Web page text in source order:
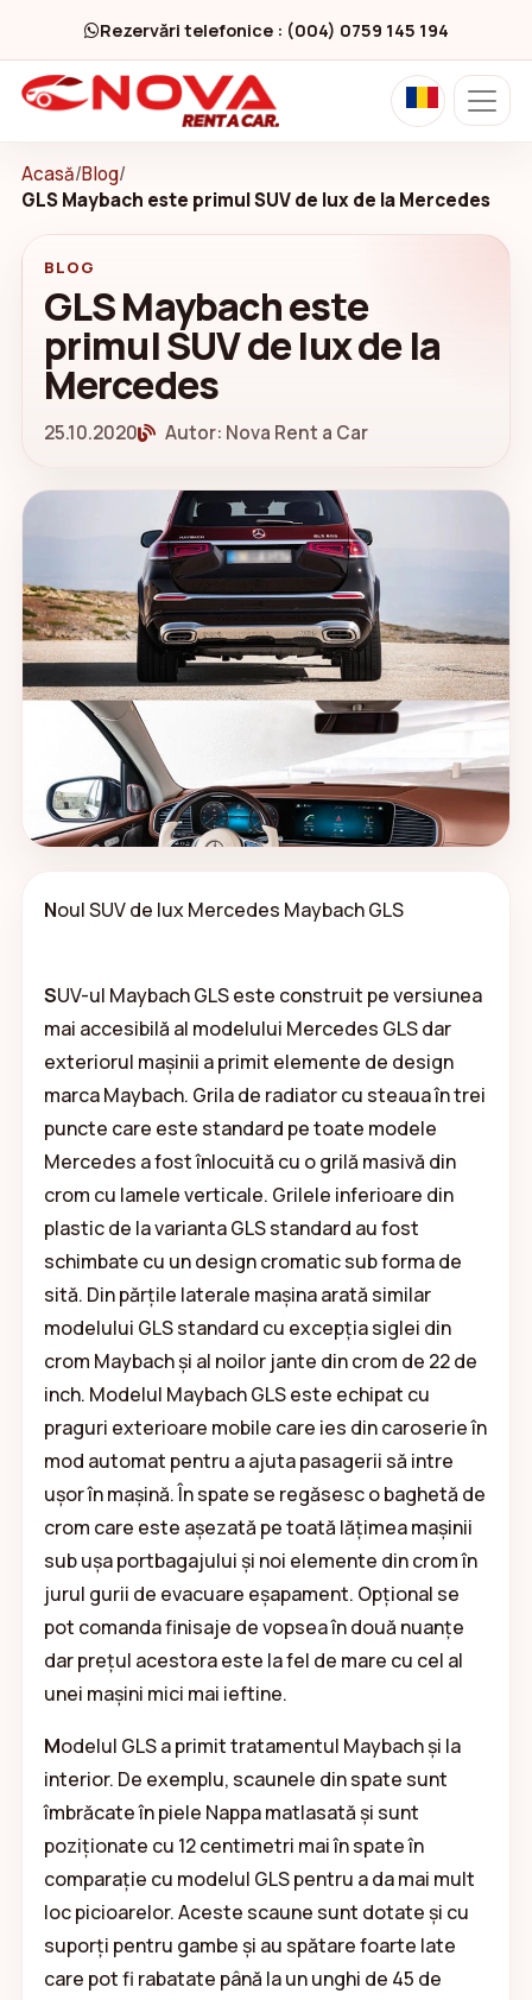
Rezervări telefonice : (004) 0759 145 194
Acasă/Blog/
GLS Maybach este primul SUV de lux de la Mercedes
BLOG
GLS Maybach este
primul SUV de lux de la
Mercedes
25.10.2020 Autor: Nova Rent a Car
Noul SUV de lux Mercedes Maybach GLS
SUV-ul Maybach GLS este construit pe versiunea
mai accesibilă al modelului Mercedes GLS dar
exteriorul mașinii a primit elemente de design
marca Maybach. Grila de radiator cu steaua în trei
puncte care este standard pe toate modele
Mercedes a fost înlocuită cu o grilă masivă din
crom cu lamele verticale. Grilele inferioare din
plastic de la varianta GLS standard au fost
schimbate cu un design cromatic sub forma de
sită. Din părțile laterale mașina arată similar
modelului GLS standard cu excepția siglei din
crom Maybach și al noilor jante din crom de 22 de
inch. Modelul Maybach GLS este echipat cu
praguri exterioare mobile care ies din caroserie în
mod automat pentru a ajuta pasagerii să intre
ușor în mașină. În spate se regăsesc o baghetă de
crom care este așezată pe toată lățimea mașinii
sub ușa portbagajului și noi elemente din crom în
jurul gurii de evacuare eșapament. Opțional se
pot comanda finisaje de vopsea în două nuanțe
dar prețul acestora este la fel de mare cu cel al
unei mașini mici mai ieftine.
Modelul GLS a primit tratamentul Maybach și la
interior. De exemplu, scaunele din spate sunt
îmbrăcate în piele Nappa matlasată și sunt
poziționate cu 12 centimetri mai în spate în
comparație cu modelul GLS pentru a da mai mult
loc picioarelor. Aceste scaune sunt dotate și cu
suporți pentru gambe și au spătare foarte late
care pot fi rabatate până la un unghi de 45 de